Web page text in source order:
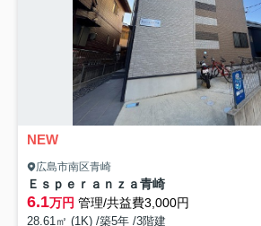
NEW
広島市南区青崎
Ｅｓｐｅｒａｎｚａ青崎
6.1万円 管理/共益費3,000円
28.61㎡ (1K) /築5年 /3階建